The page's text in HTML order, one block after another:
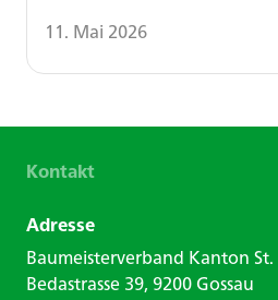
11. Mai 2026
Kontakt
Adresse
Baumeisterverband Kanton
Bedastrasse 39, 9200 Gossau